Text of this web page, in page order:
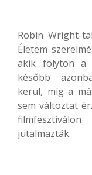
Robin Wright-
Életem
akik folyton a
később
kerül, míg a
sem változtat
jutalmazták.